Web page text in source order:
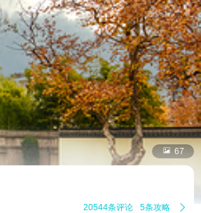
 67
20544条评论 5条攻略 